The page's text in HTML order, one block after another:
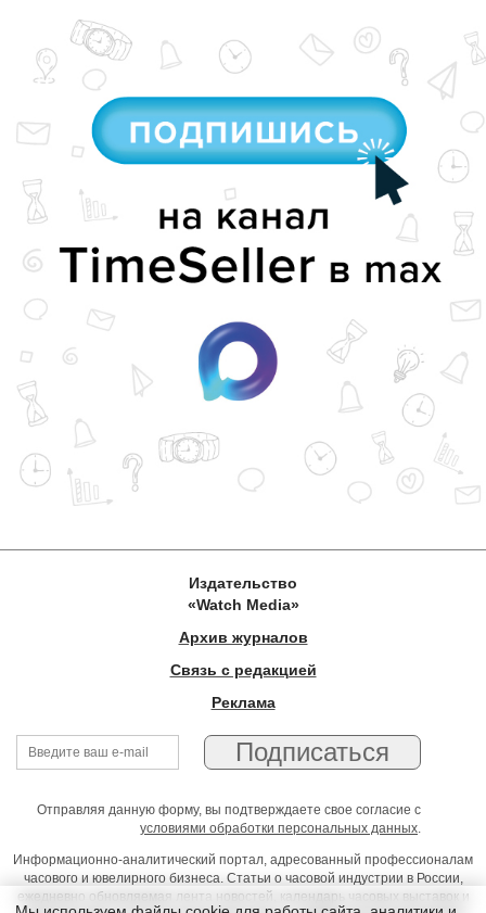
Издательство
«Watch Media»
Архив журналов
Связь с редакцией
Реклама
Отправляя данную форму, вы подтверждаете свое согласие с
условиями обработки персональных данных.
Информационно-аналитический портал, адресованный профессионалам
часового и ювелирного бизнеса. Статьи о часовой индустрии в России,
ежедневно обновляемая лента новостей, календарь часовых выставок и